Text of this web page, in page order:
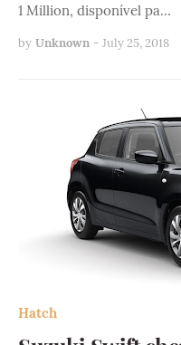
1 Million, disponível pa…
by Unknown - July 25, 2018
Hatch